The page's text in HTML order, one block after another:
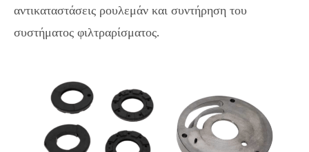
αντικαταστάσεις ρουλεμάν και συντήρηση του
συστήματος φιλτραρίσματος.